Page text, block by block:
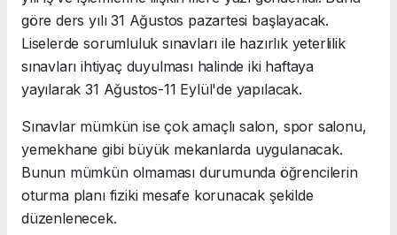
göre ders yılı 31 Ağustos pazartesi başlayacak.
Liselerde sorumluluk sınavları ile hazırlık yeterlilik
sınavları ihtiyaç duyulması halinde iki haftaya
yayılarak 31 Ağustos-11 Eylül'de yapılacak.
Sınavlar mümkün ise çok amaçlı salon, spor salonu,
yemekhane gibi büyük mekanlarda uygulanacak.
Bunun mümkün olmaması durumunda öğrencilerin
oturma planı fiziki mesafe korunacak şekilde
düzenlenecek.